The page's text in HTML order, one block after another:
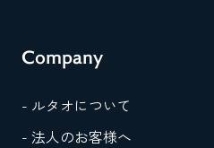
Company
- ルタオについて
- 法人のお客様へ